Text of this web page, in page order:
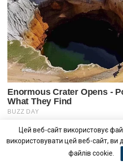
Цей веб-сайт використовує
використовувати цей веб-сайт, ви
файлів cookie.